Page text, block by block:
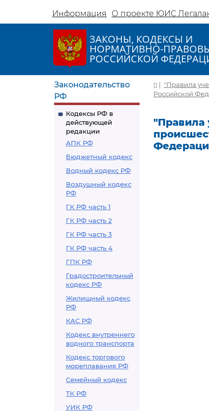
Информация О проекте ЮИС
ЗАКОНЫ, КОДЕКСЫ И
НОРМАТИВНО-
РОССИЙСКОЙ
Законодательство
РФ
Кодексы РФ в
действующей
редакции
АПК РФ
Бюджетный кодекс
Водный кодекс РФ
Воздушный кодекс
РФ
ГК РФ часть 1
ГК РФ часть 2
ГК РФ часть 3
ГК РФ часть 4
ГПК РФ
Градостроительный
кодекс РФ
Жилищный кодекс
РФ
КАС РФ
Кодекс внутреннего
водного транспорта
Кодекс торгового
мореплавания РФ
Семейный кодекс
ТК РФ
УИК РФ
| "Правила
Российской
"Правила